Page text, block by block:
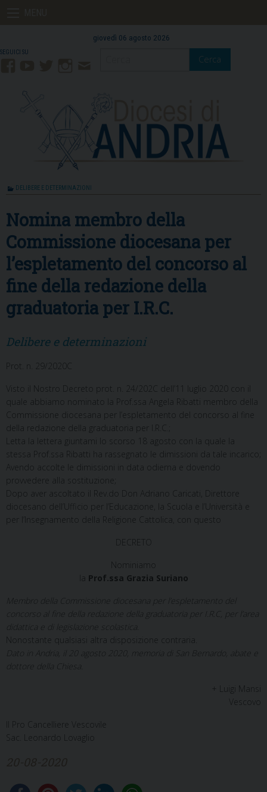
giovedì 06 agosto 2026
Mail
Cerca
DELIBERE E DETERMINAZIONI
Nomina membro della
Commissione diocesana per
l’espletamento del concorso al
fine della redazione della
graduatoria per I.R.C.
Delibere e determinazioni
Prot. n. 29/2020C
Visto il Nostro Decreto prot. n. 24/202C dell’11 luglio 2020 con il
quale abbiamo nominato la Prof.ssa Angela Ribatti membro della
Commissione diocesana per l’espletamento del concorso al fine
della redazione della graduatoria per I.R.C.;
Letta la lettera giuntami lo scorso 18 agosto con la quale la
stessa Prof.ssa Ribatti ha rassegnato le dimissioni da tale incarico;
Avendo accolte le dimissioni in data odierna e dovendo
provvedere alla sostituzione;
Dopo aver ascoltato il Rev.do Don Adriano Caricati, Direttore
diocesano dell’Ufficio per l’Educazione, la Scuola e l’Università e
per l’Insegnamento della Religione Cattolica, con questo
DECRETO
Nominiamo
la Prof.ssa Grazia Suriano
Membro della Commissione diocesana per l’espletamento del
concorso al fine della redazione della graduatoria per I.R.C, per l’area
didattica e di legislazione scolastica.
Nonostante qualsiasi altra disposizione contraria.
Dato in Andria, il 20 agosto 2020, memoria di San Bernardo, abate e
+ Luigi Mansi
Il Pro Cancelliere Vescovile
Sac. Leonardo Lovaglio